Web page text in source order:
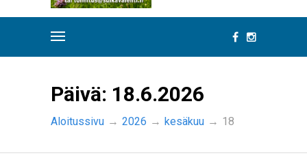
Päivä: 18.6.2026
Aloitussivu → 2026 → kesäkuu → 18